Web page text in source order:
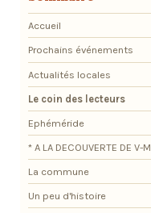
Accueil
Prochains événements
Actualités locales
Le coin des lecteurs
Ephéméride
* A LA DECOUVERTE DE V-
La commune
Un peu d'histoire